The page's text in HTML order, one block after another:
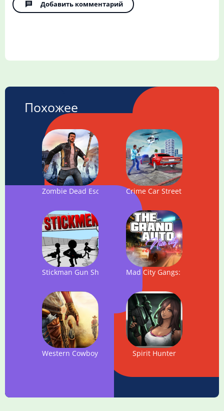
Добавить комментарий
Похожее
Zombie Dead Escape Survival Shooter
Crime Car Street Driver:
Stickman Gun Shooter 3DMad City Gangs: Nice City
Western Cowboy Skeet ShootingSpirit Hunter